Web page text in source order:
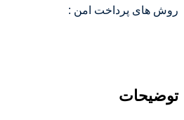
روش های پرداخت امن :
توضیحات